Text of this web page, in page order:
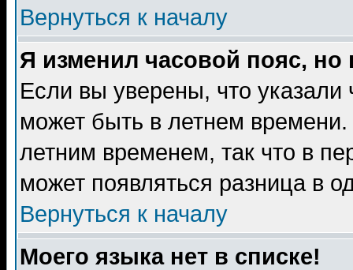
Вернуться к началу
Я изменил часовой пояс,
Если вы уверены, что указали
может быть в летнем
летним временем, так что в
может появляться разница в
Вернуться к началу
Моего языка нет в списке!